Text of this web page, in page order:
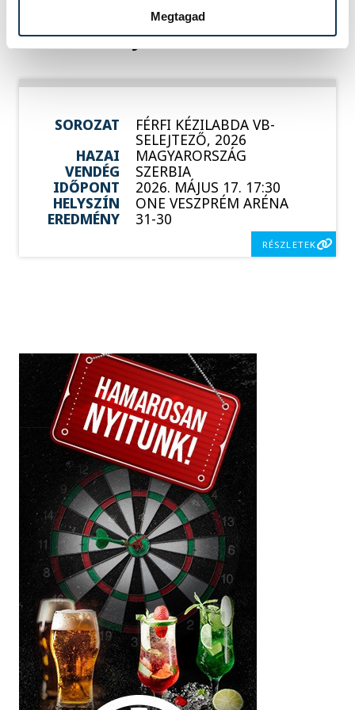
Megtagad
Események
SOROZAT FÉRFI KÉZILABDA VB-
SELEJTEZŐ, 2026
HAZAI
MAGYARORSZÁG
VENDÉG
SZERBIA
IDŐPONT
2026. MÁJUS 17. 17:30
HELYSZÍN
ONE VESZPRÉM ARÉNA
EREDMÉNY
31-30
RÉSZLETEK